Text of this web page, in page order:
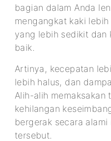
bagian dalam Anda
mengangkat kaki
yang lebih sedikit dan
baik.
Artinya, kecepatan
lebih halus, dan
Alih-alih memaksakan
kehilangan
bergerak secara alami
tersebut.